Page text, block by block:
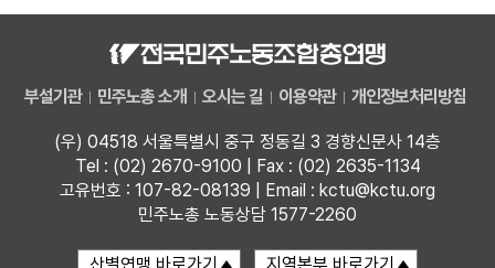
부설기관 민주노총 소개 오시는 길 이용약관 개인정보처리방침
(우) 04518 서울특별시 중구 정동길 3 경향신문사 14층
Tel : (02) 2670-9100 | Fax : (02) 2635-1134
고유번호 : 107-82-08139 | Email : kctu@kctu.org
민주노총 노동상담 1577-2260
찾아보기
노동조합 가입 안내
전국 노동상담소 안내